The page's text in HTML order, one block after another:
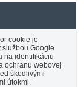
cookie je
službou Google
na identifikáciu
ochranu webovej
škodlivými
útokmi.